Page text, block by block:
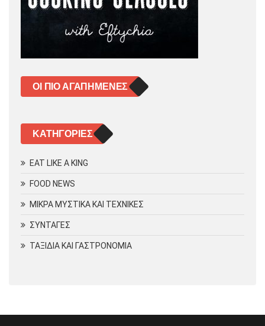
ΟΙ ΠΙΟ ΑΓΑΠΗΜΈΝΕΣ
KΑΤΗΓΟΡΊΕΣ
EAT LIKE A KING
FOOD NEWS
ΜΙΚΡΑ ΜΥΣΤΙΚΑ ΚΑΙ ΤΕΧΝΙΚΕΣ
ΣΥΝΤΑΓΕΣ
ΤΑΞΙΔΙΑ ΚΑΙ ΓΑΣΤΡΟΝΟΜΙΑ